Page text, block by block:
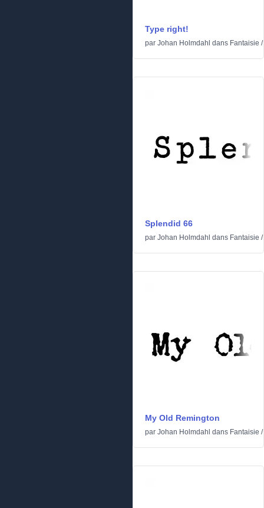
Type right!
par Johan Holmdahl dans Fantaisie /
Splendid 66
par Johan Holmdahl dans Fantaisie /
My Old Remington
par Johan Holmdahl dans Fantaisie /